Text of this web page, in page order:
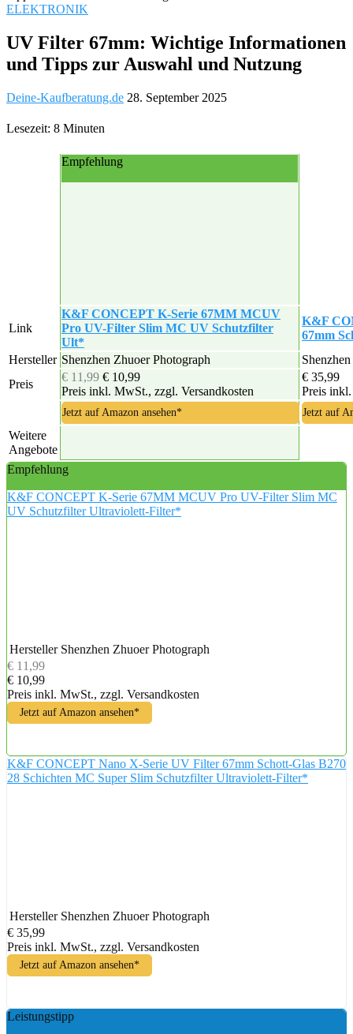
ELEKTRONIK
UV Filter 67mm: Wichtige Informationen
und Tipps zur Auswahl und Nutzung
Deine-Kaufberatung.de 28. September 2025
Lesezeit: 8 Minuten
Empfehlung
Link
K&F CONCEPT K-Serie 67MM MCUV
Pro UV-Filter Slim MC UV Schutzfilter
Ult*
K&F
67mm
Hersteller Shenzhen Zhuoer Photograph
Preis
€ 11,99 € 10,99
Preis inkl. MwSt., zzgl. Versandkosten
€ 35,99
Preis
Jetzt auf Amazon ansehen* Jetzt auf
Weitere
Angebote
Empfehlung
K&F CONCEPT K-Serie 67MM MCUV Pro UV-Filter Slim MC
UV Schutzfilter Ultraviolett-Filter*
Hersteller Shenzhen Zhuoer Photograph
€ 11,99
€ 10,99
Preis inkl. MwSt., zzgl. Versandkosten
Jetzt auf Amazon ansehen*
K&F CONCEPT Nano X-Serie UV Filter 67mm Schott-Glas B270
28 Schichten MC Super Slim Schutzfilter Ultraviolett-Filter*
Hersteller Shenzhen Zhuoer Photograph
€ 35,99
Preis inkl. MwSt., zzgl. Versandkosten
Jetzt auf Amazon ansehen*
Leistungstipp